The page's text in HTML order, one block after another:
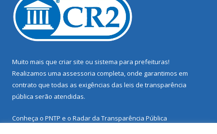
Muito mais que criar site ou sistema para prefeituras!
Realizamos uma assessoria completa, onde garantimos em
contrato que todas as exigências das leis de transparência
pública serão atendidas.
Conheça o PNTP e o Radar da Transparência Pública